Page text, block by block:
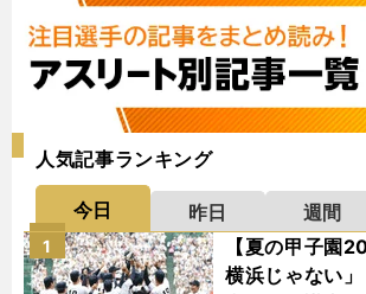
人気記事ランキング
今日 昨日 週間
【夏の甲子園
横浜じゃない
1